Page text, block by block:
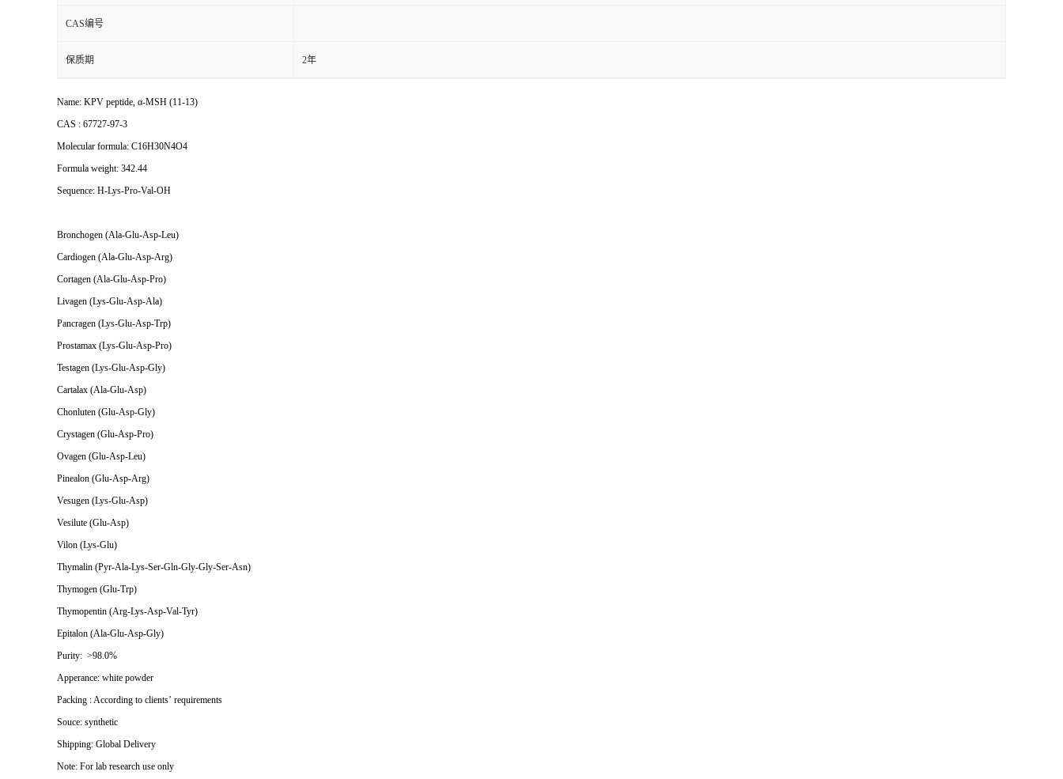
CAS编号
保质期 2年
Name: KPV peptide, α-MSH (11-13)
CAS : 67727-97-3
Molecular formula: C16H30N4O4
Formula weight: 342.44
Sequence: H-Lys-Pro-Val-OH
Bronchogen (Ala-Glu-Asp-Leu)
Cardiogen (Ala-Glu-Asp-Arg)
Cortagen (Ala-Glu-Asp-Pro)
Livagen (Lys-Glu-Asp-Ala)
Pancragen (Lys-Glu-Asp-Trp)
Prostamax (Lys-Glu-Asp-Pro)
Testagen (Lys-Glu-Asp-Gly)
Cartalax (Ala-Glu-Asp)
Chonluten (Glu-Asp-Gly)
Crystagen (Glu-Asp-Pro)
Ovagen (Glu-Asp-Leu)
Pinealon (Glu-Asp-Arg)
Vesugen (Lys-Glu-Asp)
Vesilute (Glu-Asp)
Vilon (Lys-Glu)
Thymalin (Pyr-Ala-Lys-Ser-Gln-Gly-Gly-Ser-Asn)
Thymogen (Glu-Trp)
Thymopentin (Arg-Lys-Asp-Val-Tyr)
Epitalon (Ala-Glu-Asp-Gly)
Purity: >98.0%
Apperance: white powder
Packing : According to clients’ requirements
Souce: synthetic
Shipping: Global Delivery
Note: For lab research use only